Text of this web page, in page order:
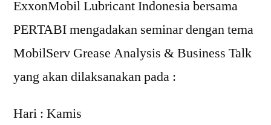
ExxonMobil Lubricant Indonesia bersama
PERTABI mengadakan seminar dengan tema
MobilServ Grease Analysis & Business Talk
yang akan dilaksanakan pada :
Hari : Kamis